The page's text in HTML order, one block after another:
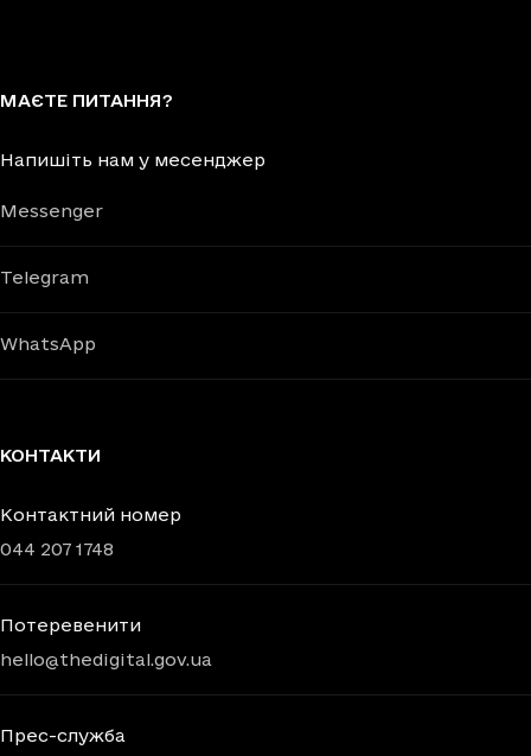
МАЄТЕ ПИТАННЯ?
Напишіть нам у месенджер
Messenger
Telegram
WhatsApp
КОНТАКТИ
Контактний номер
044 207 1748
Потеревенити
hello@thedigital.gov.ua
Прес-служба